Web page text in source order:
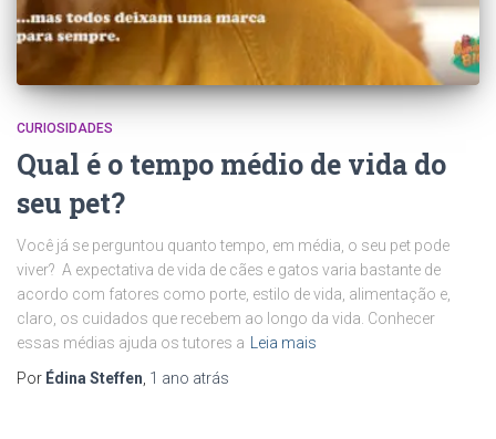
CURIOSIDADES
Qual é o tempo médio de vida do
seu pet?
Você já se perguntou quanto tempo, em média, o seu pet pode
viver? A expectativa de vida de cães e gatos varia bastante de
acordo com fatores como porte, estilo de vida, alimentação e,
claro, os cuidados que recebem ao longo da vida. Conhecer
essas médias ajuda os tutores a
Leia mais
Por Édina Steffen 1 ano atrás